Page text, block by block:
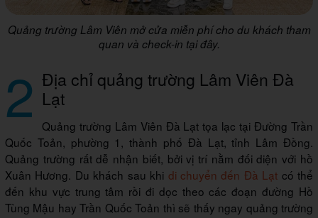
Quảng trường Lâm Viên mở cửa miễn phí cho du khách tham
quan và check-in tại đây.
2 Địa chỉ quảng trường Lâm Viên Đà
Lạt
Quảng trường Lâm Viên Đà Lạt tọa lạc tại Đường Trần
Quốc Toản, phường 1, thành phố Đà Lạt, tỉnh Lâm Đồng.
Quảng trường rất dễ nhận biết, bởi vị trí nằm đối diện với hồ
Xuân Hương. Du khách sau khi di chuyển đến Đà Lạt có thể
đến khu vực trung tâm rồi đi dọc theo các đoạn đường Hồ
Tùng Mậu hay Trần Quốc Toản thì sẽ thấy ngay quảng trường